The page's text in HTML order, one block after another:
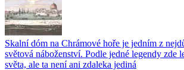
Skalní dóm na Chrámové hoře je jedním z
světová náboženství. Podle jedné legendy zde
světa, ale ta není ani zdaleka jediná